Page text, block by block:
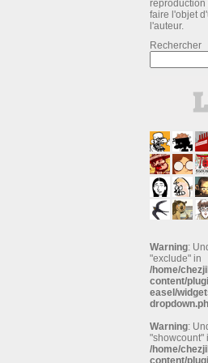
reproduction
faire l'objet
l'auteur.
Rechercher
Warning:
"exclude" in
/home/
content/
easel/
Warning:
"showcount"
/home/
content/